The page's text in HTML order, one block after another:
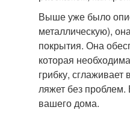
Выше уже было
металлическую),
покрытия. Она
которая
грибку,
ляжет без
вашего дома.